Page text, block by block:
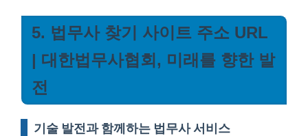
5. 법무사 찾기 사이트 주소 URL
| 대한법무사협회, 미래를 향한 발
전
기술 발전과 함께하는 법무사 서비스